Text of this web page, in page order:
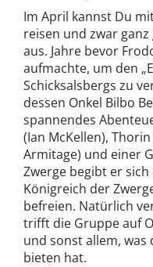
Im April kannst Du
reisen und zwar
aus. Jahre bevor
aufmachte, um den
Schicksalsbergs zu
dessen Onkel Bilbo
spannendes
(Ian McKellen),
Armitage) und einer
Zwerge begibt er
Königreich der
befreien. Natürlich
trifft die Gruppe auf
und sonst allem, was
bieten hat.